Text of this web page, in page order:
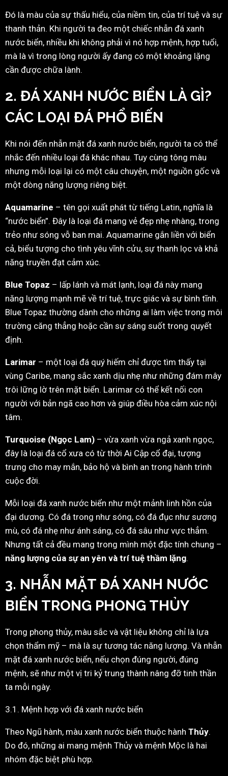
Đó là màu của sự thấu hiểu, của niềm tin, của trí tuệ và sự
thanh thản. Khi người ta đeo một chiếc nhẫn đá xanh
nước biển, nhiều khi không phải vì nó hợp mệnh, hợp tuổi,
mà là vì trong lòng người ấy đang có một khoảng lặng
cần được chữa lành.
2. ĐÁ XANH NƯỚC BIỂN LÀ GÌ?
CÁC LOẠI ĐÁ PHỔ BIẾN
Khi nói đến nhẫn mặt đá xanh nước biển, người ta có thể
nhắc đến nhiều loại đá khác nhau. Tuy cùng tông màu
nhưng mỗi loại lại có một câu chuyện, một nguồn gốc và
một dòng năng lượng riêng biệt.
Aquamarine – tên gọi xuất phát từ tiếng Latin, nghĩa là
“nước biển”. Đây là loại đá mang vẻ đẹp nhẹ nhàng, trong
trẻo như sóng vỗ ban mai. Aquamarine gắn liền với biển
cả, biểu tượng cho tình yêu vĩnh cửu, sự thanh lọc và khả
năng truyền đạt cảm xúc.
Blue Topaz – lấp lánh và mát lạnh, loại đá này mang
năng lượng mạnh mẽ về trí tuệ, trực giác và sự bình tĩnh.
Blue Topaz thường dành cho những ai làm việc trong môi
trường căng thẳng hoặc cần sự sáng suốt trong quyết
định.
Larimar – một loại đá quý hiếm chỉ được tìm thấy tại
vùng Caribe, mang sắc xanh dịu nhẹ như những đám mây
trôi lững lờ trên mặt biển. Larimar có thể kết nối con
người với bản ngã cao hơn và giúp điều hòa cảm xúc nội
tâm.
Turquoise (Ngọc Lam) – vừa xanh vừa ngả xanh ngọc,
đây là loại đá cổ xưa có từ thời Ai Cập cổ đại, tượng
trưng cho may mắn, bảo hộ và bình an trong hành trình
cuộc đời.
Mỗi loại đá xanh nước biển như một mảnh linh hồn của
đại dương. Có đá trong như sóng, có đá đục như sương
mù, có đá nhẹ như ánh sáng, có đá sâu như vực thẳm.
Nhưng tất cả đều mang trong mình một đặc tính chung –
năng lượng của sự an yên và trí tuệ thầm lặng.
3. NHẪN MẶT ĐÁ XANH NƯỚC
BIỂN TRONG PHONG THỦY
Trong phong thủy, màu sắc và vật liệu không chỉ là lựa
chọn thẩm mỹ – mà là sự tương tác năng lượng. Và nhẫn
mặt đá xanh nước biển, nếu chọn đúng người, đúng
mệnh, sẽ như một vị tri kỷ trung thành nâng đỡ tinh thần
ta mỗi ngày.
3.1. Mệnh hợp với đá xanh nước biển
Theo Ngũ hành, màu xanh nước biển thuộc hành Thủy.
Do đó, những ai mang mệnh Thủy và mệnh Mộc là hai
nhóm đặc biệt phù hợp.